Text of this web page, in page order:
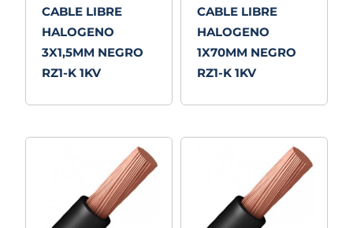
CABLE LIBRE
HALOGENO
3X1,5MM NEGRO
RZ1-K 1KV
CABLE LIBRE
HALOGENO
1X70MM NEGRO
RZ1-K 1KV